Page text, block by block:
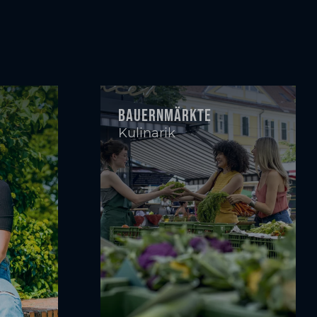
Bauernmärkte
Kulinarik